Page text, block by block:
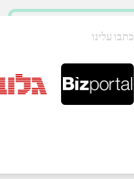
כתבו עלינו